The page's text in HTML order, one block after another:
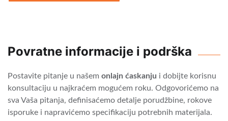
Povratne informacije i podrška
Postavite pitanje u našem onlajn ćaskanju i dobijte korisnu
konsultaciju u najkraćem mogućem roku. Odgovorićemo na
sva Vaša pitanja, definisaćemo detalje porudžbine, rokove
isporuke i napravićemo specifikaciju potrebnih materijala.